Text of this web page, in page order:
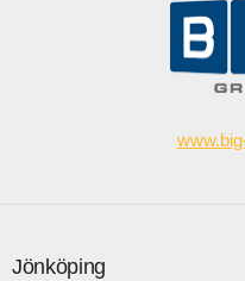
Jönköping